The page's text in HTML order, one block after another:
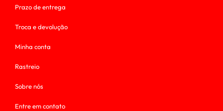
Prazo de entrega
Troca e devolução
Minha conta
Rastreio
Sobre nós
Entre em contato